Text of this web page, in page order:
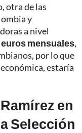
otra de las
y
a nivel
mensuales,
por lo que
estaría
en
Selección